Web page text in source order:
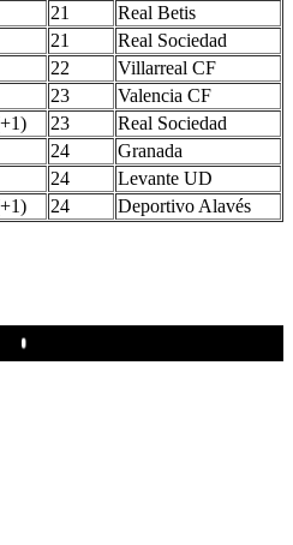
21
Real Betis
21
Real Sociedad
22
Villarreal CF
23
Valencia CF
23
Real Sociedad
24
Granada
24
Levante UD
24 Deportivo Alavés
Play